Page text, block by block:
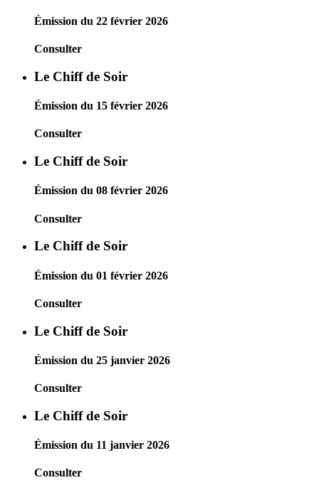
Émission du 22 février 2026
Consulter
Le Chiff de Soir
Émission du 15 février 2026
Consulter
Le Chiff de Soir
Émission du 08 février 2026
Consulter
Le Chiff de Soir
Émission du 01 février 2026
Consulter
Le Chiff de Soir
Émission du 25 janvier 2026
Consulter
Le Chiff de Soir
Émission du 11 janvier 2026
Consulter